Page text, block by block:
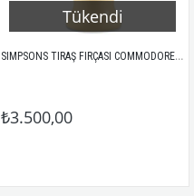
Tükendi
SIMPSONS TIRAŞ FIRÇASI COMMODORE X1 BEST
₺3.500,00